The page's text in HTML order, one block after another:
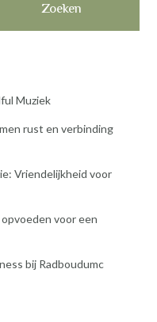
Zoeken
Muziek
rust en verbinding
Vriendelijkheid voor
voor een
bij Radboudumc